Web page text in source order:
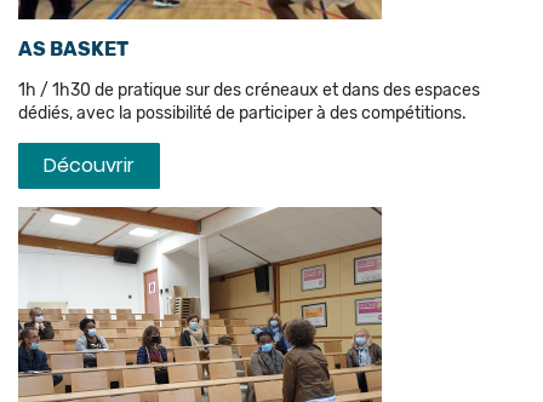
AS BASKET
1h / 1h30 de pratique sur des créneaux et dans des espaces
dédiés, avec la possibilité de participer à des compétitions.
Découvrir